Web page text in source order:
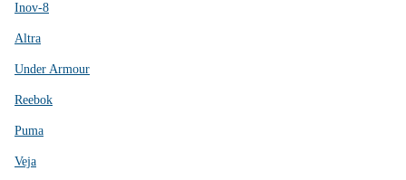
Inov-8
Altra
Under Armour
Reebok
Puma
Veja